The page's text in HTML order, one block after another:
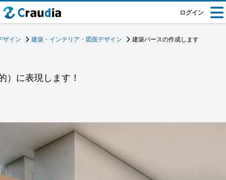
ログイン
ザイン 建築・インテリア・図面デザイン 建築パースの作成します
）に表現します！